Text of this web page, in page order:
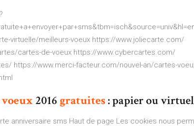
virtuelle/meilleurs-voeux https://www.joliecarte.com/
cartes-de-voeux https://www.cybercartes.com/
https://www.merci-facteur.com/nouvel-an/cartes-
voeux2016gratuites: papier ou
anniversaire sms Haut de page Les cookies nous